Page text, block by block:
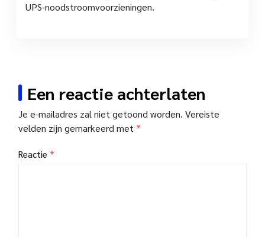
UPS-noodstroomvoorzieningen.
Een reactie achterlaten
Je e-mailadres zal niet getoond worden. Vereiste
velden zijn gemarkeerd met *
Reactie *